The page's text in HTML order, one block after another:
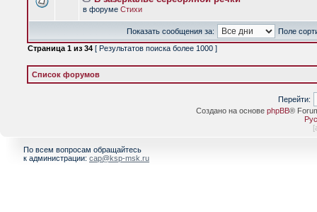
в форуме Стихи
Показать сообщения за:
Поле
Страница 1 из 34 [ Результатов поиска более 1000 ]
Список форумов
Перейти:
Создано на основе phpBB®
[
По всем вопросам обращайтесь
к администрации: cap@ksp-msk.ru